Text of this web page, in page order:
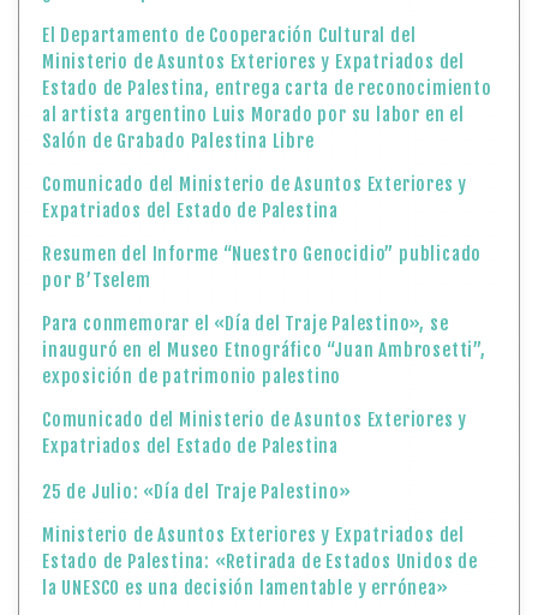
El Departamento de Cooperación Cultural del
Ministerio de Asuntos Exteriores y Expatriados del
Estado de Palestina, entrega carta de reconocimiento
al artista argentino Luis Morado por su labor en el
Salón de Grabado Palestina Libre
Comunicado del Ministerio de Asuntos Exteriores y
Expatriados del Estado de Palestina
Resumen del Informe “Nuestro Genocidio” publicado
por B’Tselem
Para conmemorar el «Día del Traje Palestino», se
inauguró en el Museo Etnográfico “Juan Ambrosetti”,
exposición de patrimonio palestino
Comunicado del Ministerio de Asuntos Exteriores y
Expatriados del Estado de Palestina
25 de Julio: «Día del Traje Palestino»
Ministerio de Asuntos Exteriores y Expatriados del
Estado de Palestina: «Retirada de Estados Unidos de
la UNESCO es una decisión lamentable y errónea»